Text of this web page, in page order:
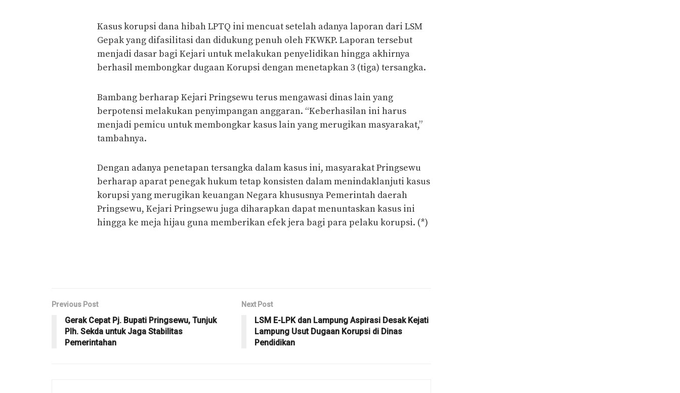
Kasus korupsi dana hibah LPTQ ini mencuat setelah adanya laporan dari LSM
Gepak yang difasilitasi dan didukung penuh oleh FKWKP. Laporan tersebut
menjadi dasar bagi Kejari untuk melakukan penyelidikan hingga akhirnya
berhasil membongkar dugaan Korupsi dengan menetapkan 3 (tiga) tersangka.
Bambang berharap Kejari Pringsewu terus mengawasi dinas lain yang
berpotensi melakukan penyimpangan anggaran. “Keberhasilan ini harus
menjadi pemicu untuk membongkar kasus lain yang merugikan masyarakat,”
tambahnya.
Dengan adanya penetapan tersangka dalam kasus ini, masyarakat Pringsewu
berharap aparat penegak hukum tetap konsisten dalam menindaklanjuti kasus
korupsi yang merugikan keuangan Negara khususnya Pemerintah daerah
Pringsewu, Kejari Pringsewu juga diharapkan dapat menuntaskan kasus ini
hingga ke meja hijau guna memberikan efek jera bagi para pelaku korupsi. (*)
Previous Post
Gerak Cepat Pj. Bupati Pringsewu, Tunjuk
Plh. Sekda untuk Jaga Stabilitas
Pemerintahan
Next Post
LSM E-LPK dan Lampung Aspirasi Desak Kejati
Lampung Usut Dugaan Korupsi di Dinas
Pendidikan